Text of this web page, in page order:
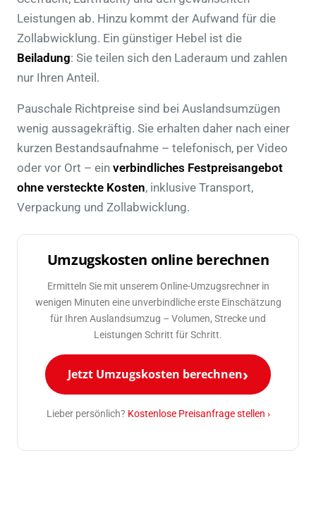
Leistungen ab. Hinzu kommt der Aufwand für die
Zollabwicklung. Ein günstiger Hebel ist die
Beiladung: Sie teilen sich den Laderaum und zahlen
nur Ihren Anteil.
Pauschale Richtpreise sind bei Auslandsumzügen
wenig aussagekräftig. Sie erhalten daher nach einer
kurzen Bestandsaufnahme – telefonisch, per Video
oder vor Ort – ein verbindliches Festpreisangebot
ohne versteckte Kosten, inklusive Transport,
Verpackung und Zollabwicklung.
Umzugskosten online berechnen
Ermitteln Sie mit unserem Online-Umzugsrechner in
wenigen Minuten eine unverbindliche erste Einschätzung
für Ihren Auslandsumzug – Volumen, Strecke und
Leistungen Schritt für Schritt.
Jetzt Umzugskosten berechnen
Lieber persönlich? Kostenlose Preisanfrage stellen ›